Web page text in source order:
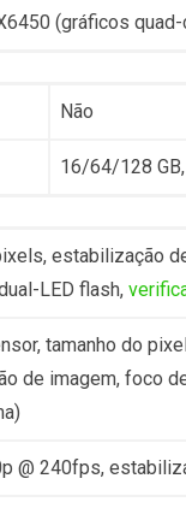
(gráficos
Não
16/64/128
estabilização
LED flash,
tamanho do
de imagem, foco
@ 240fps,